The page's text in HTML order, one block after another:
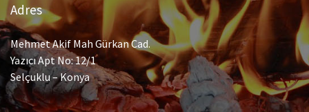
Adres
Mehmet Akif Mah Gürkan Cad.
Yazıcı Apt No: 12/1
Selçuklu – Konya